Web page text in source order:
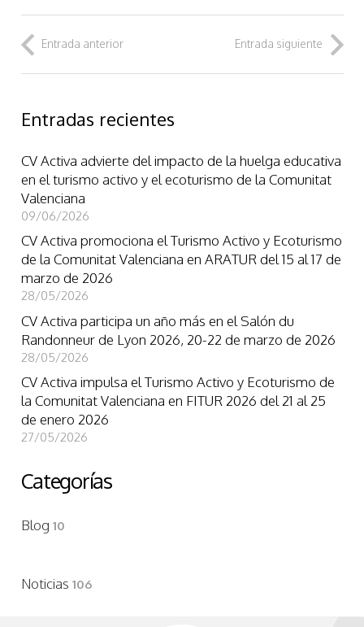
Entrada anterior Entrada siguiente
Entradas recientes
CV Activa advierte del impacto de la huelga educativa
en el turismo activo y el ecoturismo de la Comunitat
Valenciana
09/06/2026
CV Activa promociona el Turismo Activo y Ecoturismo
de la Comunitat Valenciana en ARATUR del 15 al 17 de
marzo de 2026
28/05/2026
CV Activa participa un año más en el Salón du
Randonneur de Lyon 2026, 20-22 de marzo de 2026
28/05/2026
CV Activa impulsa el Turismo Activo y Ecoturismo de
la Comunitat Valenciana en FITUR 2026 del 21 al 25
de enero 2026
27/05/2026
Categorías
Blog 10
Noticias 106